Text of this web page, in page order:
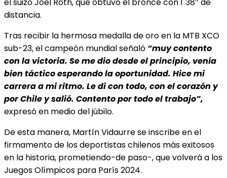
distancia.
Tras recibir la hermosa medalla de oro en la MTB XCO
sub-23, el campeón mundial señaló “muy contento
con la victoria. Se me dio desde el principio, venía
bien táctico esperando la oportunidad. Hice mi
carrera a mi ritmo. Le di con todo, con el corazón y
por Chile y salió. Contento por todo el trabajo”,
expresó en medio del júbilo.
De esta manera, Martín Vidaurre se inscribe en el
firmamento de los deportistas chilenos más exitosos
en la historia, prometiendo-de paso-, que volverá a los
Juegos Olímpicos para París 2024.